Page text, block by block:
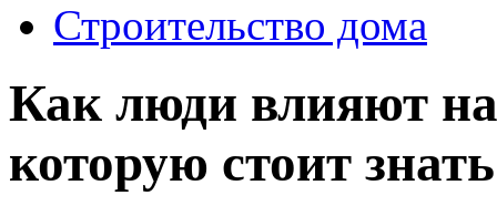
Строительство дома
Как люди влияют
которую стоит